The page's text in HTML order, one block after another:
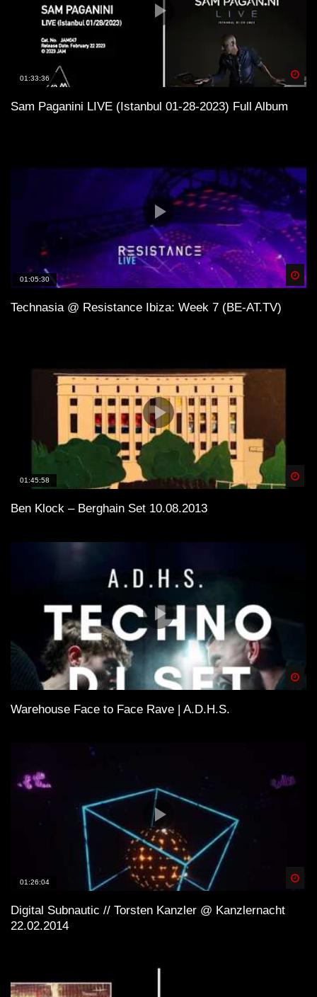
01:33:36
Sam Paganini LIVE (Istanbul 01-28-2023) Full Album
01:05:30
Technasia @ Resistance Ibiza: Week 7 (BE-AT.TV)
01:45:58
Ben Klock – Berghain Set 10.08.2013
Warehouse Face to Face Rave | A.D.H.S.
01:26:04
Digital Subnautic // Torsten Kanzler @ Kanzlernacht
22.02.2014